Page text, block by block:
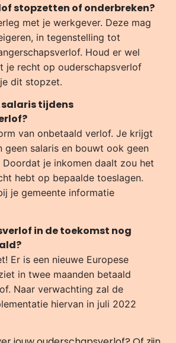
stopzetten of onderbreken?
met je werkgever. Deze mag
in tegenstelling tot
Houd er wel
je recht op ouderschapsverlof
dit stopzet.
salaris tijdens
van onbetaald verlof. Je krijgt
geen salaris en bouwt ook geen
je inkomen daalt zou het
hebt op bepaalde toeslagen.
je gemeente informatie
in de toekomst nog
Er is een nieuwe Europese
in twee maanden betaald
Naar verwachting zal de
hiervan in juli 2022